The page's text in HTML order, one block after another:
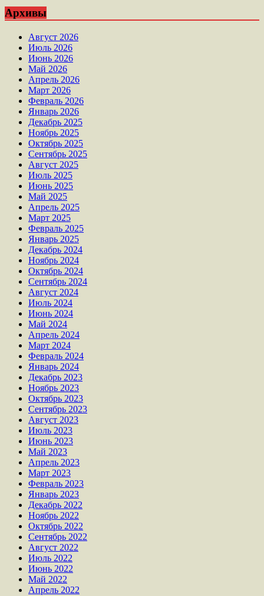
Архивы
Август 2026
Июль 2026
Июнь 2026
Май 2026
Апрель 2026
Март 2026
Февраль 2026
Январь 2026
Декабрь 2025
Ноябрь 2025
Октябрь 2025
Сентябрь 2025
Август 2025
Июль 2025
Июнь 2025
Май 2025
Апрель 2025
Март 2025
Февраль 2025
Январь 2025
Декабрь 2024
Ноябрь 2024
Октябрь 2024
Сентябрь 2024
Август 2024
Июль 2024
Июнь 2024
Май 2024
Апрель 2024
Март 2024
Февраль 2024
Январь 2024
Декабрь 2023
Ноябрь 2023
Октябрь 2023
Сентябрь 2023
Август 2023
Июль 2023
Июнь 2023
Май 2023
Апрель 2023
Март 2023
Февраль 2023
Январь 2023
Декабрь 2022
Ноябрь 2022
Октябрь 2022
Сентябрь 2022
Август 2022
Июль 2022
Июнь 2022
Май 2022
Апрель 2022